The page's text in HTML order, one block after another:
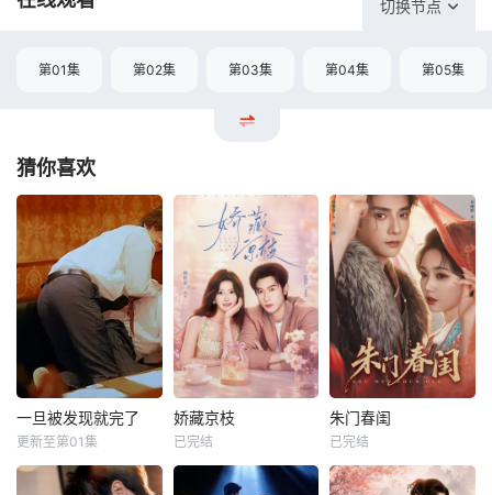
切换节点
第01集 第02集 第03集 第04集 第05集
猜你喜欢
一旦被发现就完了
更新至第01集
娇藏京枝
已完结
朱门春闺
已完结